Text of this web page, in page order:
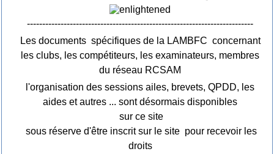
--------------------------------------------------------------------------
Les documents spécifiques de la LAMBFC concernant
les clubs, les compétiteurs, les examinateurs, membres
du réseau RCSAM
l'organisation des sessions ailes, brevets, QPDD, les
aides et autres ... sont désormais disponibles
sur ce site
sous réserve d'être inscrit sur le site pour recevoir les
droits